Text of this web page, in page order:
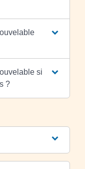
si
?